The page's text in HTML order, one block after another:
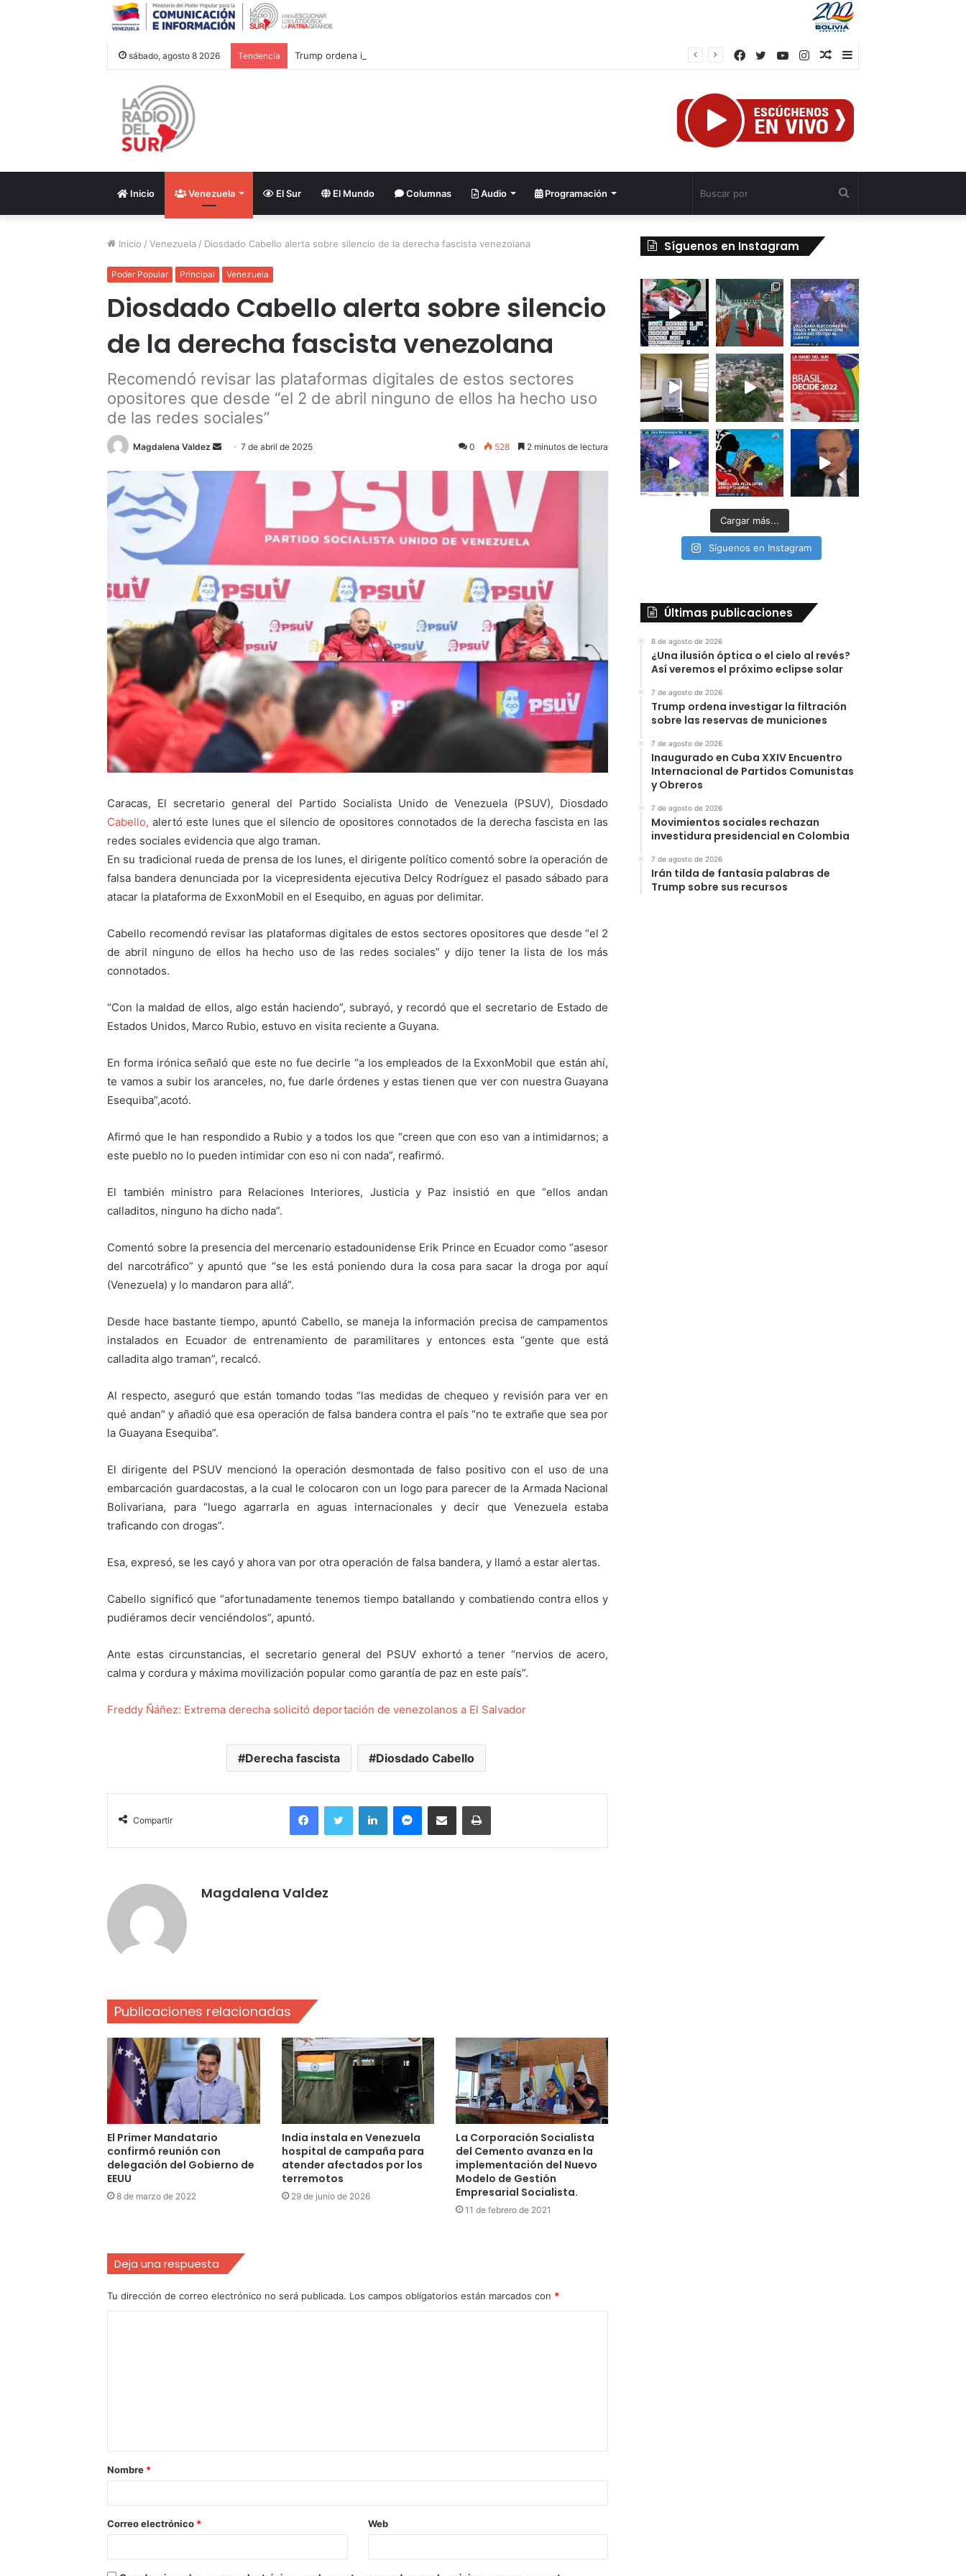
sábado, agosto 8 2026 Tendencia Trump ordena investigar la filtración sobre las reservas de municiones
Barra
Publicación
azar
Instagram
YouTube
Twitter
Facebook
Inicio Venezuela El Sur El Mundo Columnas Audio Programación
Inicio / Venezuela / Diosdado Cabello alerta sobre silencio de la derecha fascista venezolana
Poder Popular Principal Venezuela
Diosdado Cabello alerta sobre silencio
de la derecha fascista venezolana
Recomendó revisar las plataformas digitales de estos sectores
opositores que desde “el 2 de abril ninguno de ellos ha hecho uso
de las redes sociales”
Magdalena Valdez
Send
email
7 de abril de 2025 0 528 2 minutos de lectura
Caracas, El secretario general del Partido Socialista Unido de Venezuela (PSUV), Diosdado
Cabello, alertó este lunes que el silencio de opositores connotados de la derecha fascista en las
redes sociales evidencia que algo traman.
En su tradicional rueda de prensa de los lunes, el dirigente político comentó sobre la operación de
falsa bandera denunciada por la vicepresidenta ejecutiva Delcy Rodríguez el pasado sábado para
atacar la plataforma de ExxonMobil en el Esequibo, en aguas por delimitar.
Cabello recomendó revisar las plataformas digitales de estos sectores opositores que desde “el 2
de abril ninguno de ellos ha hecho uso de las redes sociales” y dijo tener la lista de los más
connotados.
“Con la maldad de ellos, algo están haciendo”, subrayó, y recordó que el secretario de Estado de
Estados Unidos, Marco Rubio, estuvo en visita reciente a Guyana.
En forma irónica señaló que este no fue decirle “a los empleados de la ExxonMobil que están ahí,
te vamos a subir los aranceles, no, fue darle órdenes y estas tienen que ver con nuestra Guayana
Esequiba”,acotó.
Afirmó que le han respondido a Rubio y a todos los que “creen que con eso van a intimidarnos; a
este pueblo no lo pueden intimidar con eso ni con nada”, reafirmó.
El también ministro para Relaciones Interiores, Justicia y Paz insistió en que “ellos andan
calladitos, ninguno ha dicho nada”.
Comentó sobre la presencia del mercenario estadounidense Erik Prince en Ecuador como “asesor
del narcotráfico” y apuntó que “se les está poniendo dura la cosa para sacar la droga por aquí
(Venezuela) y lo mandaron para allá”.
Desde hace bastante tiempo, apuntó Cabello, se maneja la información precisa de campamentos
instalados en Ecuador de entrenamiento de paramilitares y entonces esta “gente que está
calladita algo traman”, recalcó.
Al respecto, aseguró que están tomando todas “las medidas de chequeo y revisión para ver en
qué andan” y añadió que esa operación de falsa bandera contra el país “no te extrañe que sea por
la Guayana Esequiba”.
El dirigente del PSUV mencionó la operación desmontada de falso positivo con el uso de una
embarcación guardacostas, a la cual le colocaron con un logo para parecer de la Armada Nacional
Bolivariana, para “luego agarrarla en aguas internacionales y decir que Venezuela estaba
traficando con drogas”.
Esa, expresó, se les cayó y ahora van por otra operación de falsa bandera, y llamó a estar alertas.
Cabello significó que “afortunadamente tenemos tiempo batallando y combatiendo contra ellos y
pudiéramos decir venciéndolos”, apuntó.
Ante estas circunstancias, el secretario general del PSUV exhortó a tener “nervios de acero,
calma y cordura y máxima movilización popular como garantía de paz en este país”.
Freddy Ñáñez: Extrema derecha solicitó deportación de venezolanos a El Salvador
Derecha fascista Diosdado Cabello
Compartir
FacebookTwitter LinkedInMessengerCompartir por correo electrónicoImprimir
Magdalena Valdez
Publicaciones relacionadas
El Primer Mandatario
confirmó reunión con
delegación del Gobierno de
EEUU
8 de marzo de 2022
India instala en Venezuela
hospital de campaña para
atender afectados por los
terremotos
29 de junio de 2026
La Corporación Socialista
del Cemento avanza en la
implementación del Nuevo
Modelo de Gestión
Empresarial Socialista.
11 de febrero de 2021
Deja una respuesta
Tu dirección de correo electrónico no será publicada. Los campos obligatorios están marcados con *
Nombre *
Correo electrónico * Web
Síguenos en Instagram
Cargar más...
Síguenos en Instagram
Últimas publicaciones
8 de agosto de 2026
¿Una ilusión óptica o el cielo al revés?
Así veremos el próximo eclipse solar
7 de agosto de 2026
Trump ordena investigar la filtración
sobre las reservas de municiones
7 de agosto de 2026
Inaugurado en Cuba XXIV Encuentro
Internacional de Partidos Comunistas
y Obreros
7 de agosto de 2026
Movimientos sociales rechazan
investidura presidencial en Colombia
7 de agosto de 2026
Irán tilda de fantasía palabras de
Trump sobre sus recursos